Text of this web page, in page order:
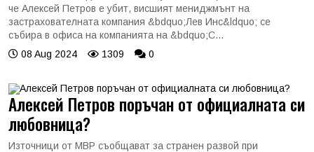
че Алексей Петров е убит, висшият мениджмънт на
застрахователната компания &bdquo;Лев Инс&ldquo; се
събира в офиса на компанията на &bdquo;С...
08 Aug 2024
1309 0
Алексей Петров поръчан от официалната си
любовница?
Източници от МВР съобщават за странен развой при